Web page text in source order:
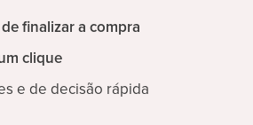
finalizar a compra
clique
e de decisão rápida